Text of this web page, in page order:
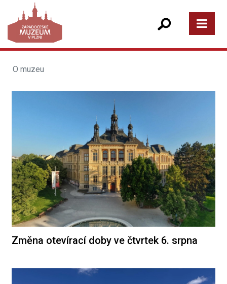
O muzeu
Změna otevírací doby ve čtvrtek 6. srpna